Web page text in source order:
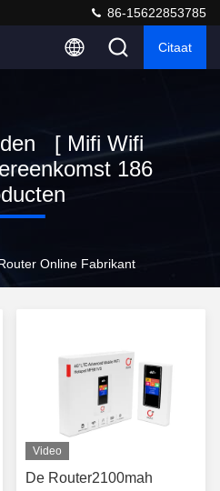
86-15622853785
Citaat
[ Mifi Wifi
186
Online Fabrikant
Video
De Router2100mah